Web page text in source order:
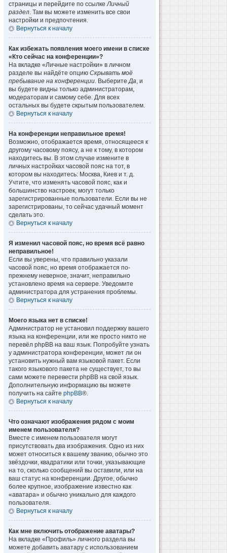
страницы и перейдите по ссылкеЛичный
раздел. Там вы можете изменить все свои
настройки и предпочтения.
Вернуться к началу
Как избежать появления моего имени в списке
«Кто сейчас на конференции»?
На вкладке «Личные настройки» в личном
разделе вы найдёте опцию Скрывать моё
пребывание на конференции. ВыберитеДа, и
вы будете видны только администраторам,
модераторам и самому себе. Для всех
остальных вы будете скрытым пользователем.
Вернуться к началу
На конференции неправильное время!
Возможно, отображается время, относящееся к
другому часовому поясу, а не к тому, в котором
находитесь вы. В этом случае измените в
личных настройках часовой пояс на тот, в
котором вы находитесь: Москва, Киев и т. д.
Учтите, что изменять часовой пояс, как и
большинство настроек, могут только
зарегистрированные пользователи. Если вы не
зарегистрированы, то сейчас удачный момент
сделать это.
Вернуться к началу
Я изменил часовой пояс, но время всё равно
неправильное!
Если вы уверены, что правильно указали
часовой пояс, но время отображается по-
прежнему неверное, значит, неправильно
установлено время на сервере. Уведомите
администратора для устранения проблемы.
Вернуться к началу
Моего языка нет в списке!
Администратор не установил поддержку вашего
языка на конференции, или же просто никто не
перевёл phpBB на ваш язык. Попробуйте узнать
у администратора конференции, может ли он
установить нужный вам языковой пакет. Если
такого языкового пакета не существует, то вы
сами можете перевести phpBB на свой язык.
Дополнительную информацию вы можете
получить на сайте phpBB®.
Вернуться к началу
Что означают изображения рядом с моим
именем пользователя?
Вместе с именем пользователя могут
присутствовать два изображения. Одно из них
может относиться к вашему званию, обычно это
звёздочки, квадратики или точки, указывающие
на то, сколько сообщений вы оставили, или на
ваш статус на конференции. Другое, обычно
более крупное, изображение известно как
«аватара» и обычно уникально для каждого
пользователя.
Вернуться к началу
Как мне включить отображение аватары?
На вкладке «Профиль» личного раздела вы
можете добавить аватару с использованием